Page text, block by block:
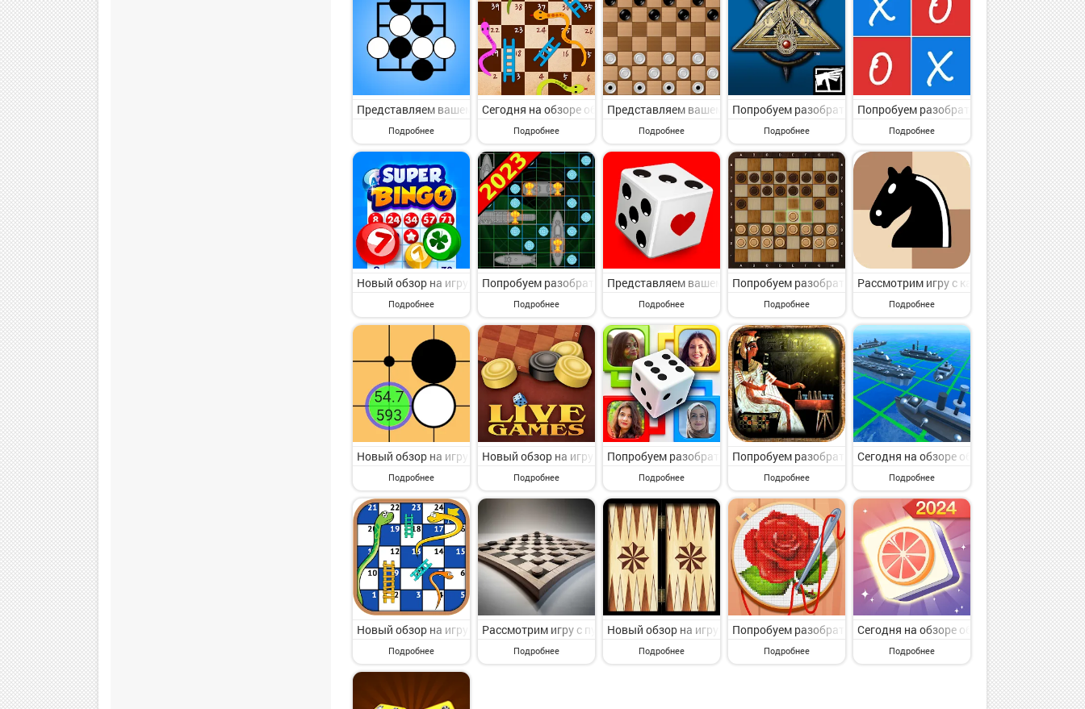
Представляем вашему вниманию игру с пункта меню Настольные. Sente - Online GO от популярного коллектива Zen Android. Sente -
Подробнее
Сегодня на обзоре обсудим игру с пункта меню Настольные. Snakes & Ladders King от крутого издателя
Подробнее
Представляем вашему вниманию игру с раздела Настольные. Checkers 7 от нового
Подробнее
Попробуем разобрать игру с категории Настольные. Talisman от
Подробнее
Попробуем разобрать игру с раздела
Подробнее
Новый обзор на игру с категории Настольные. Super Bingo HD - Bingo Games от крутого разработчика Playcus Limited. Super Bingo
Подробнее
Попробуем разобрать игру с категории Настольные. Battleship: Sea Battle от популярного разработчика
Подробнее
Представляем вашему вниманию игру с пункта меню Настольные. Farkle Pro - 10000
Подробнее
Попробуем разобрать игру с раздела Настольные. Damasi от
Подробнее
Рассмотрим игру с категории
Подробнее
Новый обзор на игру с раздела Настольные. Lazy Baduk от классного коллектива Alexander Taylor. Lazy Baduk - запоминающаяся игра
Подробнее
Новый обзор на игру с раздела Настольные. Checkers LiveGames online от классного автора NanoFlash LLC.
Подробнее
Попробуем разобрать игру с категории Настольные. Ludo Party : Dice Board Game от
Подробнее
Попробуем разобрать игру с раздела Настольные. Egyptian
Подробнее
Сегодня на обзоре обсудим игру с
Подробнее
Новый обзор на игру с категории Настольные. Snakes and Ladders - Ludo Game от толкового коллектива Appindia Technologies Private
Подробнее
Рассмотрим игру с пункта меню Настольные. Checkers, draughts and dama от нового автора ZingMagic Limited.
Подробнее
Новый обзор на игру с пункта меню Настольные. Tavla - Backgammon от популярного
Подробнее
Попробуем разобрать игру с раздела Настольные. Cross-Stitch:
Подробнее
Сегодня на обзоре обсудим игру с
Подробнее